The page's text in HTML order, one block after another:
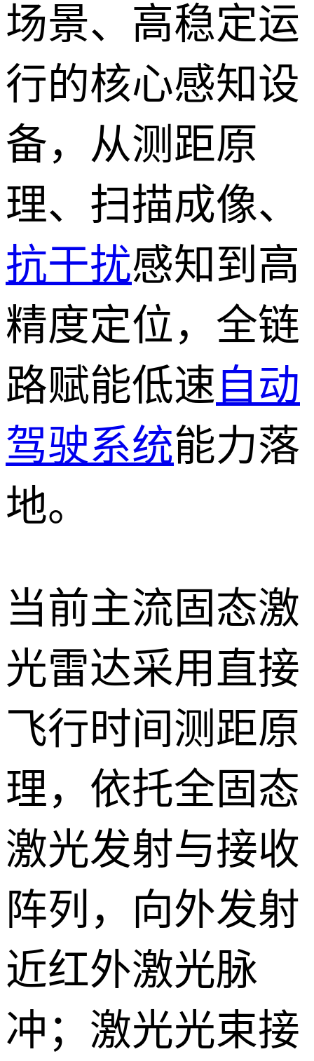
场景、高稳定运
行的核心感知设
备，从测距原
理、扫描成像、
抗干扰感知到高
精度定位，全链
路赋能低速自动
驾驶系统能力落
地。
当前主流固态激
光雷达采用直接
飞行时间测距原
理，依托全固态
激光发射与接收
阵列，向外发射
近红外激光脉
冲；激光光束接